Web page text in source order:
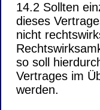
14.2 Sollten
dieses
nicht
so soll
Vertrages im
werden.